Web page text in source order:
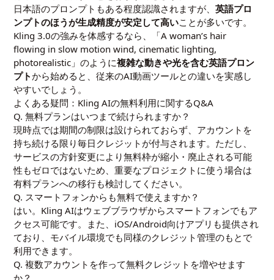
日本語のプロンプトもある程度認識されますが、英語プロ
ンプトのほうが生成精度が安定して高いことが多いです。
Kling 3.0の強みを体感するなら、「A woman’s hair
flowing in slow motion wind, cinematic lighting,
photorealistic」のように複雑な動きや光を含む英語プロン
プトから始めると、従来のAI動画ツールとの違いを実感し
やすいでしょう。
よくある疑問：Kling AIの無料利用に関するQ&A
Q. 無料プランはいつまで続けられますか？
現時点では期間の制限は設けられておらず、アカウントを
持ち続ける限り毎日クレジットが付与されます。ただし、
サービスの方針変更により無料枠が縮小・廃止される可能
性もゼロではないため、重要なプロジェクトに使う場合は
有料プランへの移行も検討してください。
Q. スマートフォンからも無料で使えますか？
はい。Kling AIはウェブブラウザからスマートフォンでもア
クセス可能です。また、iOS/Android向けアプリも提供され
ており、モバイル環境でも同様のクレジット管理のもとで
利用できます。
Q. 複数アカウントを作って無料クレジットを増やせます
か？